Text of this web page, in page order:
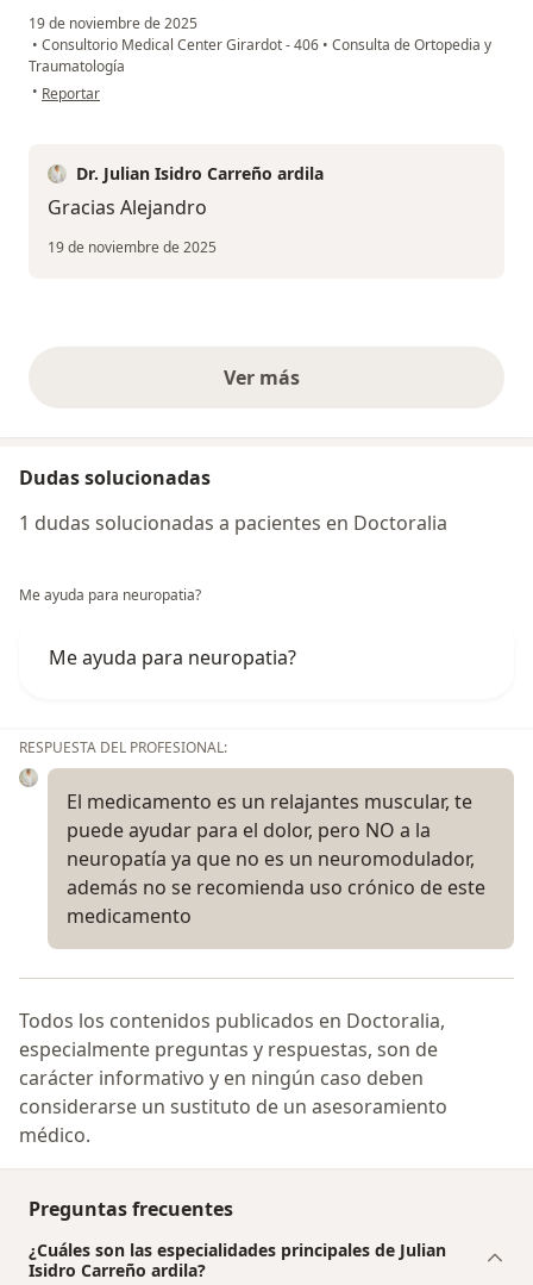
19 de noviembre de 2025
• Consultorio Medical Center Girardot - 406 • Consulta de Ortopedia y
Traumatología
• en opinión del usuario Alejandro andrade
Reportar
Dr. Julian Isidro Carreño ardila
Gracias Alejandro
19 de noviembre de 2025
Ver másopiniones anteriores
Dudas solucionadas
1 dudas solucionadas a pacientes en Doctoralia
Me ayuda para neuropatia?
Me ayuda para neuropatia?
RESPUESTA DEL PROFESIONAL:
El medicamento es un relajantes muscular, te
puede ayudar para el dolor, pero NO a la
neuropatía ya que no es un neuromodulador,
además no se recomienda uso crónico de este
medicamento
Todos los contenidos publicados en Doctoralia,
especialmente preguntas y respuestas, son de
carácter informativo y en ningún caso deben
considerarse un sustituto de un asesoramiento
médico.
Preguntas frecuentes
¿Cuáles son las especialidades principales de Julian
Isidro Carreño ardila?